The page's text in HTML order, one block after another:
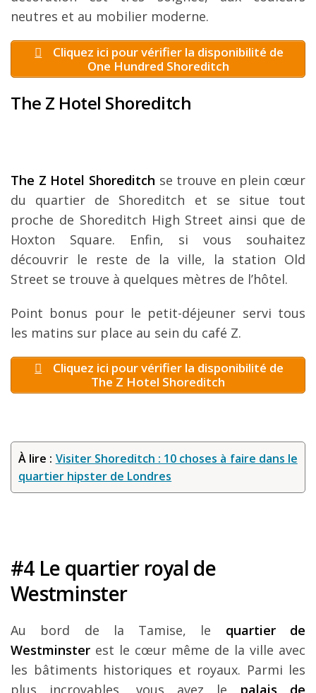
neutres et au mobilier moderne.
Cliquez ici pour vérifier la disponibilité de
One Hundred Shoreditch
The Z Hotel Shoreditch
The Z Hotel Shoreditch se trouve en plein cœur
du quartier de Shoreditch et se situe tout
proche de Shoreditch High Street ainsi que de
Hoxton Square. Enfin, si vous souhaitez
découvrir le reste de la ville, la station Old
Street se trouve à quelques mètres de l’hôtel.
Point bonus pour le petit-déjeuner servi tous
les matins sur place au sein du café Z.
Cliquez ici pour vérifier la disponibilité de
The Z Hotel Shoreditch
À lire : Visiter Shoreditch : 10 choses à faire dans le
quartier hipster de Londres
#4 Le quartier royal de
Westminster
Au bord de la Tamise, le quartier de
Westminster est le cœur même de la ville avec
les bâtiments historiques et royaux. Parmi les
plus incroyables, vous avez le palais de